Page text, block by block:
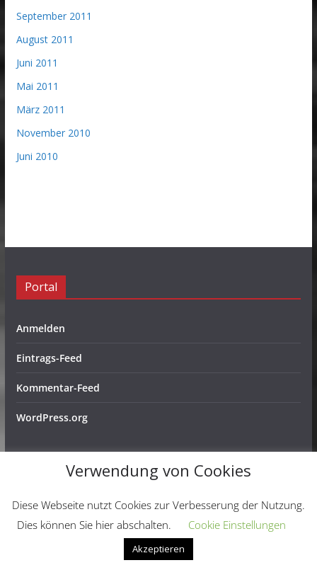
September 2011
August 2011
Juni 2011
Mai 2011
März 2011
November 2010
Juni 2010
Portal
Anmelden
Eintrags-Feed
Kommentar-Feed
WordPress.org
Copyright © 2026Schachfreunde Ochtendung e. V.. Alle
Rechte vorbehalten.
ColorMagvon ThemeGrill. Präsentiert von
WordPress.
Verwendung von Cookies
Diese Webseite nutzt Cookies zur Verbesserung der Nutzung.
Dies können Sie hier abschalten.
Cookie Einstellungen
Akzeptieren